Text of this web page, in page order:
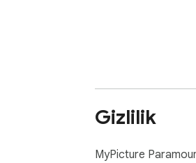
Gizlilik
MyPicture